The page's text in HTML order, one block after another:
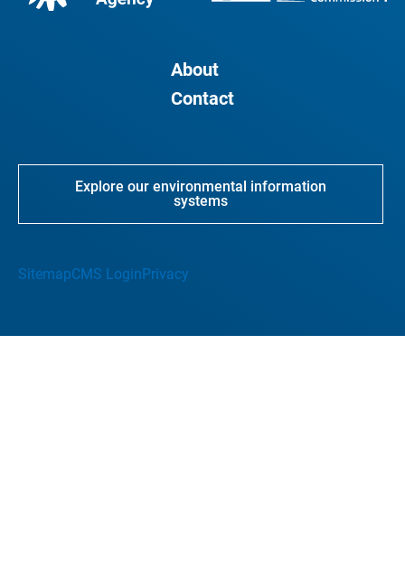
About
Contact
Explore our environmental information
systems
SitemapCMS LoginPrivacy